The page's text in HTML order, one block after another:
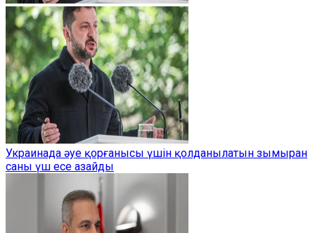
Украинада әуе қорғанысы үшін қолданылатын зымыран
саны үш есе азайды